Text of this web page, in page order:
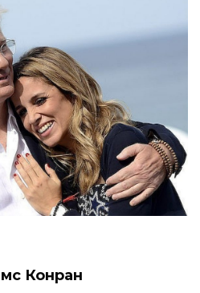
Конран